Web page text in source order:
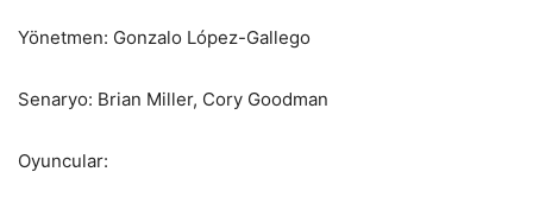
Yönetmen: Gonzalo López-Gallego
Senaryo: Brian Miller, Cory Goodman
Oyuncular: